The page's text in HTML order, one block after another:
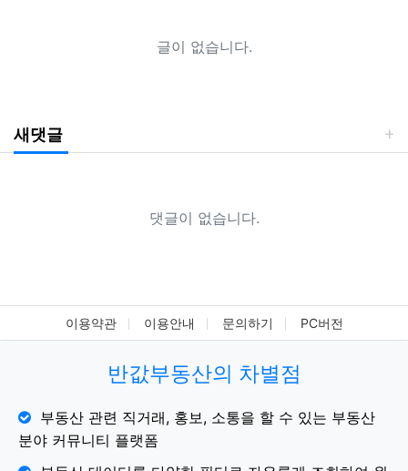
글이 없습니다.
새댓글
댓글이 없습니다.
이용약관 이용안내 문의하기 PC버전
반값부동산의 차별점
부동산 관련 직거래, 홍보, 소통을 할 수 있는 부동산
분야 커뮤니티 플랫폼